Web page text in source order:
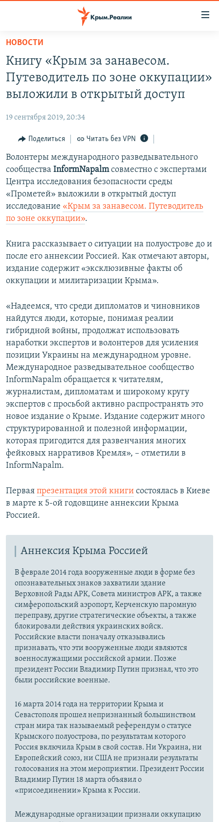
Вернуться
основному
содержанию
Вернутся
главной
навигации
Вернутся
поиску
СПЕЦПРОЕКТЫ
11 ЛЕТ ОККУПАЦИИ КРЫМА. 11 ИСТОРИЙ СОПРОТИВЛЕНИЯ
ВОДА
ЕЩЕ
ИНТЕРАКТИВ
ИНФОГРАФИКА
ТЕЛЕПРОЕКТ КРЫМ.РЕАЛИИ
СОВЕТЫ ПРАВОЗАЩИТНИКОВ
ПРОПАВШИЕ БЕЗ ВЕСТИ
КРЫМ.НЕПОКОРЕННЫЙ
УКРАИНСКАЯ ПРОБЛЕМА КРЫМА
РАДІО СВОБОДА
КАК ОБОЙТИ БЛОКИРОВКУ
Українською
Qırımtatar
НОВОСТИ
Книгу «Крым за занавесом.
Путеводитель по зоне оккупации»
выложили в открытый доступ
19 сентября 2019, 20:34
Поделиться Читать без VPN
Волонтеры международного разведывательного
сообщества InformNapalmсовместно с экспертами
Центра исследования безопасности среды
«Прометей» выложили в открытый доступ
исследование «Крым за занавесом. Путеводитель
по зоне оккупации».
Книга рассказывает о ситуации на полуострове до и
после его аннексии Россией. Как отмечают авторы,
издание содержит «эксклюзивные факты об
оккупации и милитаризации Крыма».
«Надеемся, что среди дипломатов и чиновников
найдутся люди, которые, понимая реалии
гибридной войны, продолжат использовать
наработки экспертов и волонтеров для усиления
позиции Украины на международном уровне.
Международное разведывательное сообщество
InformNapalm обращается к читателям,
журналистам, дипломатам и широкому кругу
экспертов с просьбой активно распространять это
новое издание о Крыме. Издание содержит много
структурированной и полезной информации,
которая пригодится для развенчания многих
фейковых нарративов Кремля», – отметили в
InformNapalm.
Первая презентация этой книги состоялась в Киеве
в марте к 5-ой годовщине аннексии Крыма
Россией.
Аннексия Крыма Россией
В феврале 2014 года вооруженные люди в форме без
опознавательных знаков захватили здание
Верховной Рады АРК, Совета министров АРК, а также
симферопольский аэропорт, Керченскую паромную
переправу, другие стратегические объекты, а также
блокировали действия украинских войск.
Российские власти поначалу отказывались
признавать, что эти вооруженные люди являются
военнослужащими российской армии. Позже
президент России Владимир Путин признал, что это
были российские военные.
16 марта 2014 года на территории Крыма и
Севастополя прошел непризнанный большинством
стран мира так называемый референдум о статусе
Крымского полуострова, по результатам которого
Россия включила Крым в свой состав. Ни Украина, ни
Европейский союз, ни США не признали результаты
голосования на этом мероприятии. Президент России
Владимир Путин 18 марта объявил о
«присоединении» Крыма к России.
Международные организации признали оккупацию